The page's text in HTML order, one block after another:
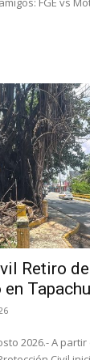
Retiro
2026.- A